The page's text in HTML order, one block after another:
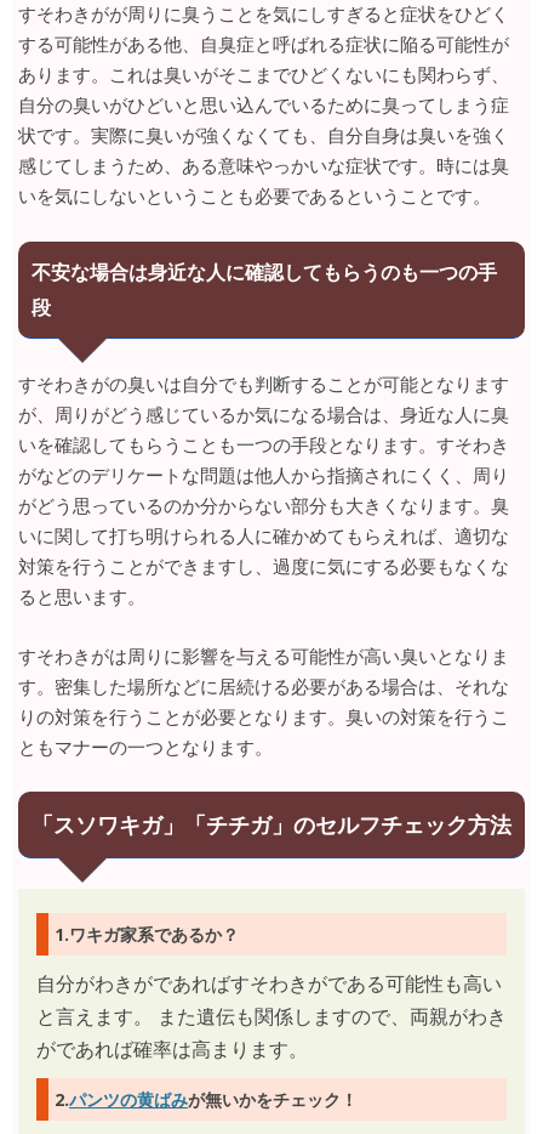
すそわきがが周りに臭うことを気にしすぎると症状をひどく
する可能性がある他、自臭症と呼ばれる症状に陥る可能性が
あります。これは臭いがそこまでひどくないにも関わらず、
自分の臭いがひどいと思い込んでいるために臭ってしまう症
状です。実際に臭いが強くなくても、自分自身は臭いを強く
感じてしまうため、ある意味やっかいな症状です。時には臭
いを気にしないということも必要であるということです。
不安な場合は身近な人に確認してもらうのも一つの手
段
すそわきがの臭いは自分でも判断することが可能となります
が、周りがどう感じているか気になる場合は、身近な人に臭
いを確認してもらうことも一つの手段となります。すそわき
がなどのデリケートな問題は他人から指摘されにくく、周り
がどう思っているのか分からない部分も大きくなります。臭
いに関して打ち明けられる人に確かめてもらえれば、適切な
対策を行うことができますし、過度に気にする必要もなくな
ると思います。
すそわきがは周りに影響を与える可能性が高い臭いとなりま
す。密集した場所などに居続ける必要がある場合は、それな
りの対策を行うことが必要となります。臭いの対策を行うこ
ともマナーの一つとなります。
「スソワキガ」「チチガ」のセルフチェック方法
1.ワキガ家系であるか？
自分がわきがであればすそわきがである可能性も高い
と言えます。 また遺伝も関係しますので、両親がわき
がであれば確率は高まります。
2.パンツの黄ばみが無いかをチェック！